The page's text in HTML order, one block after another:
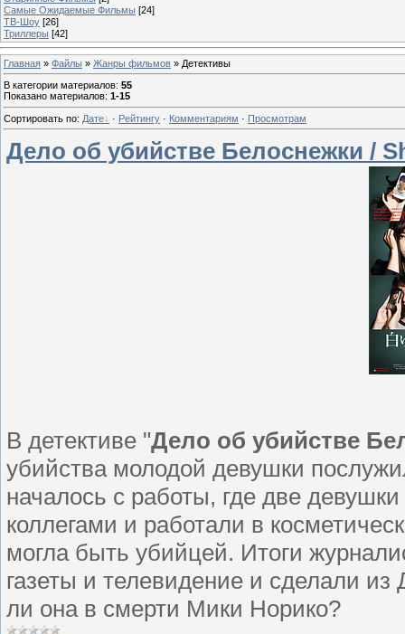
Самые Ожидаемые Фильмы [24]
ТВ-Шоу [26]
Триллеры [42]
Главная » Файлы » Жанры фильмов » Детективы
В категории материалов: 55
Показано материалов: 1-15
Сортировать по: Дате · Рейтингу · Комментариям · Просмотрам
Дело об убийстве Белоснежки /
В детективе "Дело об убийстве
убийства молодой девушки
началось с работы, где две
коллегами и работали в
могла быть убийцей. Итоги
газеты и телевидение и сделали
ли она в смерти Мики Норико?